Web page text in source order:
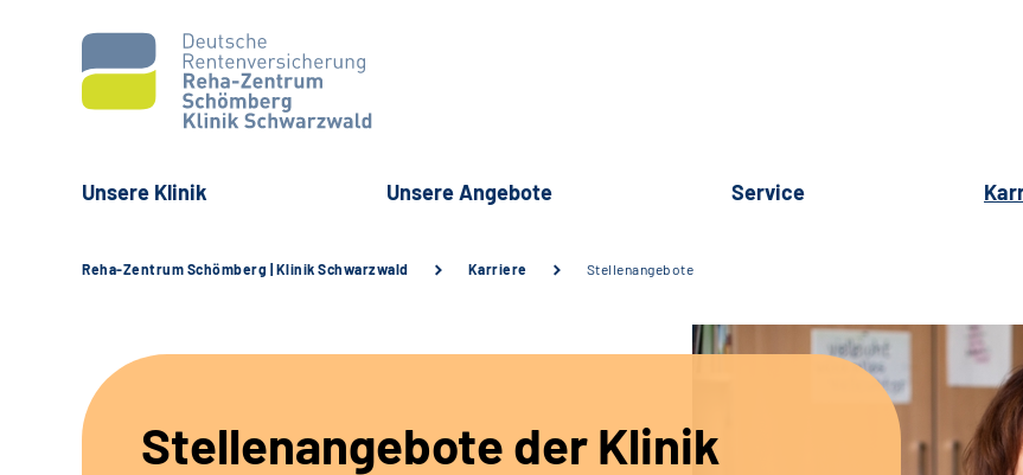
Unsere Klinik Unsere Angebote Service
Reha-Zentrum Schömberg | Klinik Schwarzwald Karriere Stellenangebote
Stellenangebote der Klinik